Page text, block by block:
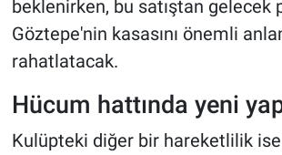
beklenirken, bu satıştan gelecek
Göztepe'nin kasasını önemli
rahatlatacak.
Hücum hattında yeni
Kulüpteki diğer bir hareketlilik